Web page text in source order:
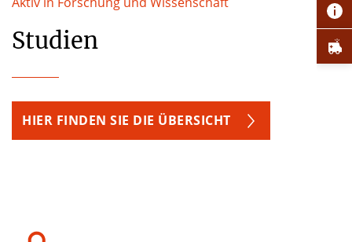
Studien
HIER FINDEN SIE DIE ÜBERSICHT